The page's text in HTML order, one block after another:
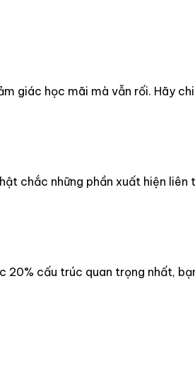
giác học mãi mà vẫn rối. Hãy
chắc những phần xuất hiện
cấu trúc quan trọng nhất,